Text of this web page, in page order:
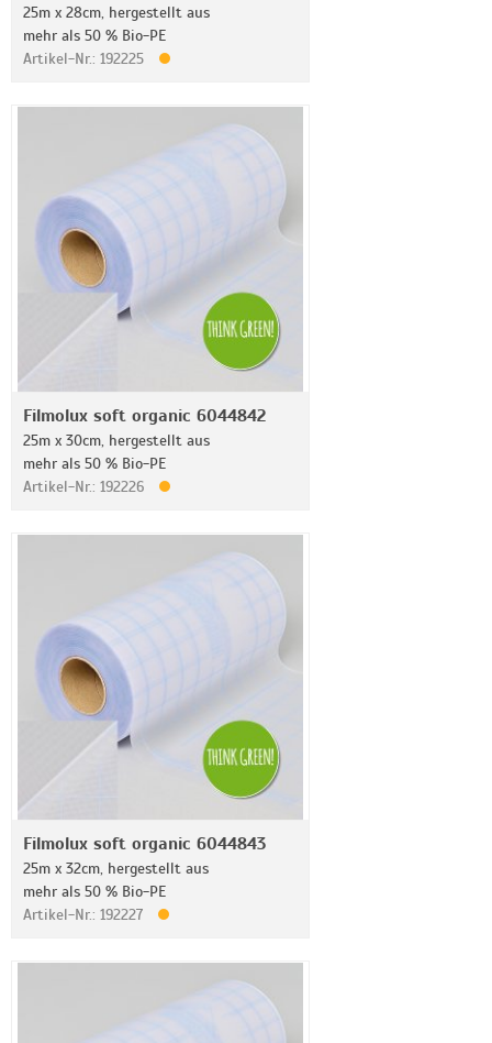
25m x 28cm, hergestellt aus
mehr als 50 % Bio-PE
Artikel-Nr.: 192225
Filmolux soft organic 6044842
25m x 30cm, hergestellt aus
mehr als 50 % Bio-PE
Artikel-Nr.: 192226
Filmolux soft organic 6044843
25m x 32cm, hergestellt aus
mehr als 50 % Bio-PE
Artikel-Nr.: 192227